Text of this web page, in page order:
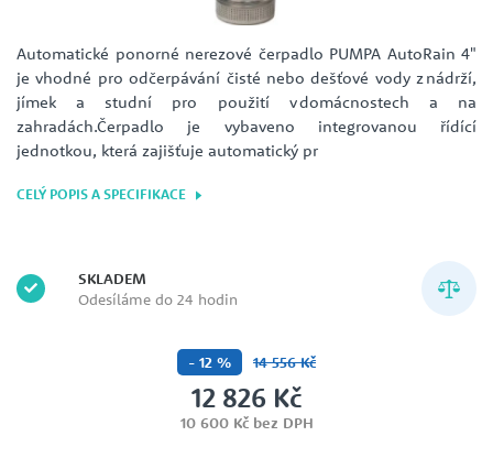
Automatické ponorné nerezové čerpadlo PUMPA AutoRain 4"
je vhodné pro odčerpávání čisté nebo dešťové vody z nádrží,
jímek a studní pro použití v domácnostech a na
zahradách.Čerpadlo je vybaveno integrovanou řídící
jednotkou, která zajišťuje automatický pr
CELÝ POPIS A SPECIFIKACE
SKLADEM
Odesíláme do 24 hodin
- 12 % 14 556 Kč
12 826 Kč
10 600 Kč bez DPH